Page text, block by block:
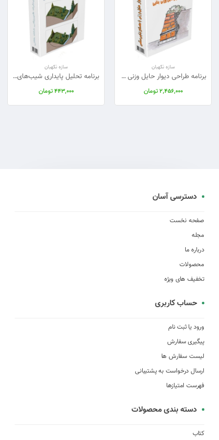
سازه نگهبان
برنامه طراحی دیوار حایل وزنی (بتنی - سنگی)
2,456,000تومان
سازه نگهبان
برنامه تحلیل پایداری شیب‌های خاکی با اکسل - ابزاری حرفه‌ای برای مهندسان عمران و ژئوتکنیک
443,000تومان
دسترسی آسان
صفحه نخست
مجله
درباره ما
محصولات
تخفیف های ویژه
حساب کاربری
ورود یا ثبت نام
پیگیری سفارش
لیست سفارش ها
ارسال درخواست به پشتیبانی
فهرست امتیازها
دسته بندی محصولات
کتاب